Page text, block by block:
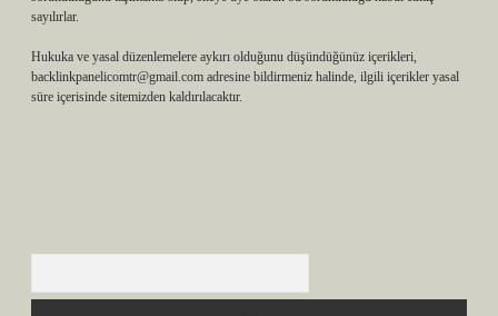
sayılırlar.
Hukuka ve yasal düzenlemelere aykırı olduğunu düşündüğünüz içerikleri,
backlinkpanelicomtr@gmail.com adresine bildirmeniz halinde, ilgili içerikler yasal
süre içerisinde sitemizden kaldırılacaktır.